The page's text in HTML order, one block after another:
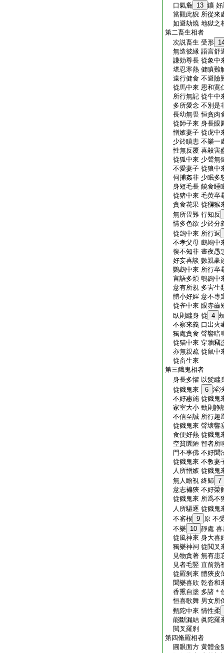
口氣麁 13 鑛 好
當觀此貎 所從來
如避劫燒 地獄之
第二畜生相者
次説畜生 受形
無造彼縁 語言舒
謙効尊長 從象中
堪忍寒熱 健瞋難
遠行健食 不避險
從馬中來 恩和寛
所行無記 從牛中
多所愛念 不別是
長幼無畏 恒貪肉
從師子來 身長眼
憎嫉妻子 從虎中
少於瞋恚 不樂一
性無反覆 喜殺害
從狐中來 少聲無
不愛妻子 從狼中
伺捕姦非 少眠多
身短毛長 饒食睡
從猪中來 毛黄卒
貪食花果 從獼猴
無所畏難 行知反
情多色欲 少於分
從鴿中來 所行返
不孝父母 鸕鳩中
復不知非 晝夜愚
好妄喜談 數親豪
鸚鵡中來 所行卒
言語多煩 鴝鵒中
意有所規 多害生
體小好婬 意不專
從雀中來 眼赤齒
臥則纒身 從 4
不察來義 口出火
獨處貪食 聲響暗
從猫中來 穿牆竊
亦無親疏 從鼠中
從畜生來
第三餓鬼相者
身長多懼 以髮纒
從餓鬼來
6 淫
不好惠施 從餓鬼
家室大小 動則諍
不信至誠 所行趣
從餓鬼來 聲壞響
食便好熱 從餓鬼
空貧匱陋 智者所
門不事佛 不好聞
從餓鬼來 不教妻
人所憎嫉 從餓鬼
無人瞻視 終歸 7
意志褊狹 不好榮
從餓鬼來 所爲不
人所驅逐 從餓鬼
不審根 9 原 不
不樂 10 靜處 喜
從風神來 身大喜
獨樂神祠 從閲叉
見物貪著 無有患
見者毛竪 直前熟
從羅刹來 體狹皮
聞樂喜欣 乾沓和
香熏自塗 多諸＊
恒喜歌舞 男女所
甄陀中來 情性柔
能斷漏結 眞陀羅
閲叉羅刹
第四脩羅相者
圓眼面方 黄體金